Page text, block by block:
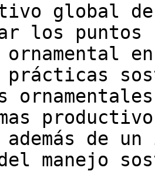
global
los puntos
ornamental
prácticas
de
manejo